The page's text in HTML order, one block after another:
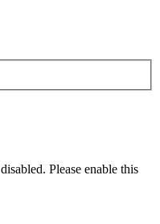
Please enable this